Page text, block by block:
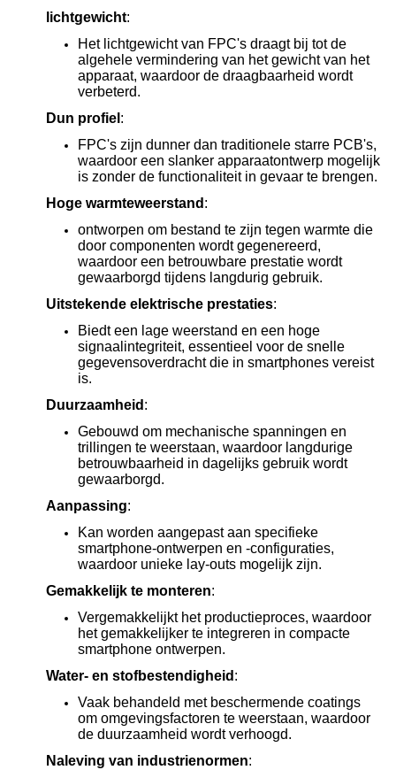
lichtgewicht:
Het lichtgewicht van FPC's draagt bij tot de
algehele vermindering van het gewicht van het
apparaat, waardoor de draagbaarheid wordt
verbeterd.
Dun profiel :
FPC's zijn dunner dan traditionele starre PCB's,
waardoor een slanker apparaatontwerp mogelijk
is zonder de functionaliteit in gevaar te brengen.
Hoge warmteweerstand :
ontworpen om bestand te zijn tegen warmte die
door componenten wordt gegenereerd,
waardoor een betrouwbare prestatie wordt
gewaarborgd tijdens langdurig gebruik.
Uitstekende elektrische prestaties:
Biedt een lage weerstand en een hoge
signaalintegriteit, essentieel voor de snelle
gegevensoverdracht die in smartphones vereist
is.
Duurzaamheid :
Gebouwd om mechanische spanningen en
trillingen te weerstaan, waardoor langdurige
betrouwbaarheid in dagelijks gebruik wordt
gewaarborgd.
Aanpassing:
Kan worden aangepast aan specifieke
smartphone-ontwerpen en -configuraties,
waardoor unieke lay-outs mogelijk zijn.
Gemakkelijk te monteren:
Vergemakkelijkt het productieproces, waardoor
het gemakkelijker te integreren in compacte
smartphone ontwerpen.
Water- en stofbestendigheid :
Vaak behandeld met beschermende coatings
om omgevingsfactoren te weerstaan, waardoor
de duurzaamheid wordt verhoogd.
Naleving van industrienormen: